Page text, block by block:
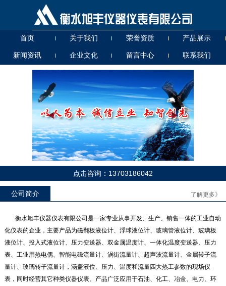
首页 关于我们 荣誉资质 产品展示
新闻资讯 企业文化 留言中心 联系我们
点击咨询：13703186042
公司简介 了解更多》
衡水旭丰仪器仪表有限公司是一家专业从事开发、生产、销售一体的工业自动
化仪表的企业，主要产品为磁翻板液位计、浮球液位计、玻璃管液位计、玻璃板
液位计、投入式液位计、压力变送器、双金属温度计、一体化温度变送器、压力
表、工业用热电偶、智能电磁流量计、涡街流量计、超声波流量计、金属转子流
量计、玻璃转子流量计，涵盖液位、压力、温度和流量四大热工参数的现场仪
表，同时经营其它种类仪器仪表。产品广泛应用于石油、化工、冶金、电力、环
UHZ56000T高温高压
UG、D（A、B、C）玻璃管液
UB（A、B、C）T系列玻璃板
液位计
UHK57连杆浮球液位开关